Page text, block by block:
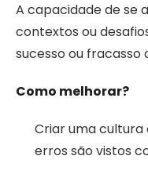
A capacidade de se
contextos ou
sucesso ou fracasso
Como melhorar?
Criar uma cultura
erros são vistos